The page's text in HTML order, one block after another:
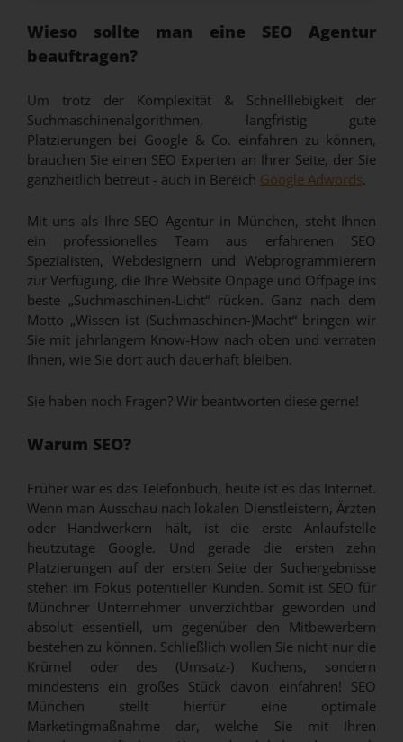
Wieso sollte man eine SEO Agentur
beauftragen?
Um trotz der Komplexität & Schnelllebigkeit der
Suchmaschinenalgorithmen, langfristig gute
Platzierungen bei Google & Co. einfahren zu können,
brauchen Sie einen SEO Experten an Ihrer Seite, der Sie
ganzheitlich betreut - auch in Bereich Google Adwords.
Mit uns als Ihre SEO Agentur in München, steht Ihnen
ein professionelles Team aus erfahrenen SEO
Spezialisten, Webdesignern und Webprogrammierern
zur Verfügung, die Ihre Website Onpage und Offpage ins
beste „Suchmaschinen-Licht“ rücken. Ganz nach dem
Motto „Wissen ist (Suchmaschinen-)Macht“ bringen wir
Sie mit jahrlangem Know-How nach oben und verraten
Ihnen, wie Sie dort auch dauerhaft bleiben.
Sie haben noch Fragen? Wir beantworten diese gerne!
Warum SEO?
Früher war es das Telefonbuch, heute ist es das Internet.
Wenn man Ausschau nach lokalen Dienstleistern, Ärzten
oder Handwerkern hält, ist die erste Anlaufstelle
heutzutage Google. Und gerade die ersten zehn
Platzierungen auf der ersten Seite der Suchergebnisse
stehen im Fokus potentieller Kunden. Somit ist SEO für
Münchner Unternehmer unverzichtbar geworden und
absolut essentiell, um gegenüber den Mitbewerbern
bestehen zu können. Schließlich wollen Sie nicht nur die
Krümel oder des (Umsatz-) Kuchens, sondern
mindestens ein großes Stück davon einfahren! SEO
München stellt hierfür eine optimale
Marketingmaßnahme dar, welche Sie mit Ihren